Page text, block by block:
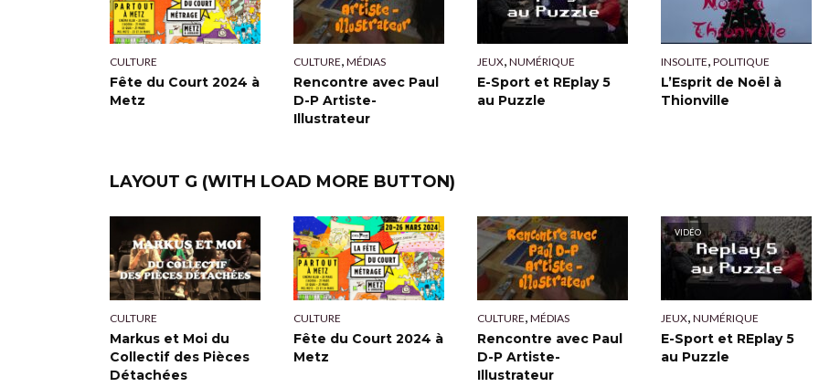
CULTURE
Fête du Court 2024 à
Metz
CULTURE, MÉDIAS
Rencontre avec Paul
D-P Artiste-
Illustrateur
JEUX, NUMÉRIQUE
E-Sport et REplay 5
au Puzzle
INSOLITE, POLITIQUE
L’Esprit de Noël à
Thionville
LAYOUT G (WITH LOAD MORE BUTTON)
CULTURE
Markus et Moi du
Collectif des Pièces
Détachées
CULTURE
Fête du Court 2024 à
Metz
CULTURE, MÉDIAS
Rencontre avec Paul
D-P Artiste-
Illustrateur
VIDÉO
JEUX, NUMÉRIQUE
E-Sport et REplay 5
au Puzzle